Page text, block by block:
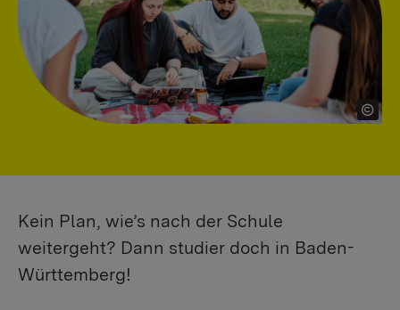
Kein Plan, wie’s nach der Schule
weitergeht? Dann studier doch in Baden-
Württemberg!